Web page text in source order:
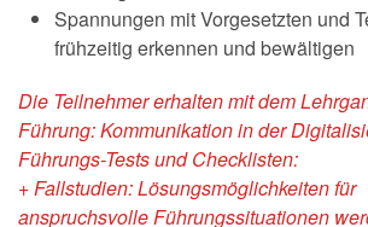
Spannungen mit Vorgesetzten und
frühzeitig erkennen und bewältigen
Die Teilnehmer erhalten mit dem
Führung: Kommunikation in der
Führungs-Tests und Checklisten:
+ Fallstudien: Lösungsmöglichkeiten für
anspruchsvolleFührungssituationen